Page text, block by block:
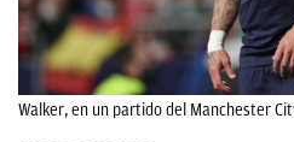
Walker, en un partido del Manchester